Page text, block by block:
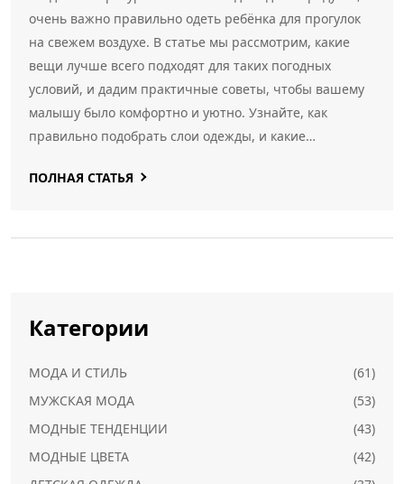
очень важно правильно одеть ребёнка для прогулок
на свежем воздухе. В статье мы рассмотрим, какие
вещи лучше всего подходят для таких погодных
условий, и дадим практичные советы, чтобы вашему
малышу было комфортно и уютно. Узнайте, как
правильно подобрать слои одежды, и какие
ветра и прохлады. Поговорим также о важности
ПОЛНАЯ СТАТЬЯ
Категории
МОДА И СТИЛЬ
(61)
МУЖСКАЯ МОДА
(53)
МОДНЫЕ ТЕНДЕНЦИИ
(43)
МОДНЫЕ ЦВЕТА
(42)